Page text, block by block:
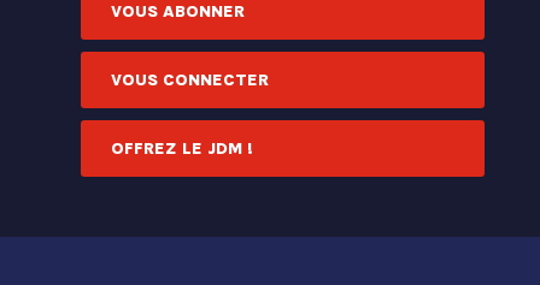
VOUS ABONNER
VOUS CONNECTER
OFFREZ LE JDM !